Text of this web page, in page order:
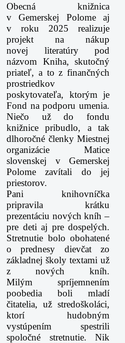
Obecná knižnica
v Gemerskej Polome aj
v roku 2025 realizuje
projekt na nákup
novej literatúry pod
názvom Kniha, skutočný
priateľ, a to z finančných
prostriedkov
poskytovateľa, ktorým je
Fond na podporu umenia.
Niečo už do fondu
knižnice pribudlo, a tak
dlhoročné členky Miestnej
organizácie Matice
slovenskej v Gemerskej
Polome zavítali do jej
priestorov.
Pani knihovníčka
pripravila krátku
prezentáciu nových kníh –
pre deti aj pre dospelých.
Stretnutie bolo obohatené
o prednesy dievčat zo
základnej školy textami už
z nových kníh.
Milým spríjemnením
poobedia boli mladí
čitatelia, už stredoškoláci,
ktorí hudobným
vystúpením spestrili
spoločné stretnutie. Nik